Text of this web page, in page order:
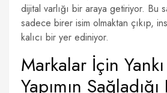
dijital varlığı bir araya getiriyor. Bu
sadece birer isim olmaktan çıkıp,
kalıcı bir yer ediniyor.
Markalar İçin
Yapımın